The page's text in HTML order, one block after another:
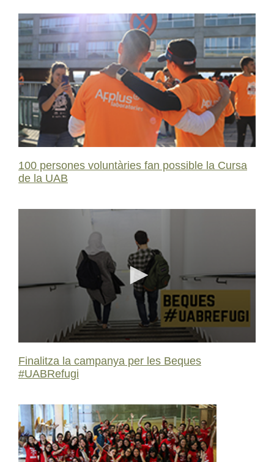
100 persones voluntàries fan possible la Cursa
de la UAB
seconds
of
0
Finalitza la campanya per les Beques
#UABRefugi